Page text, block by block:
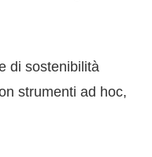
di sostenibilità
strumenti ad hoc,